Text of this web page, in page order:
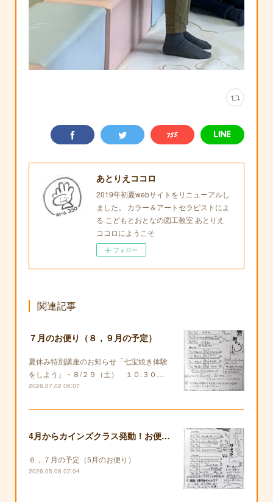
あとりえココロ
2019年初夏webサイトをリニューアルし
ました。 カラー＆アートセラピストによ
る こどもとおとなの図工教室 あとりえ
ココロにようこそ
フォロー
関連記事
７月のお便り（８，９月の予定）
夏休み特別講座のお知らせ「七宝焼き体験
をしよう」・８/２９（土） １０:３０…
2026.07.02 06:07
4月からカインズクラス発動！お便りも復活します！
６，７月の予定（5月のお便り）
2026.05.08 07:04